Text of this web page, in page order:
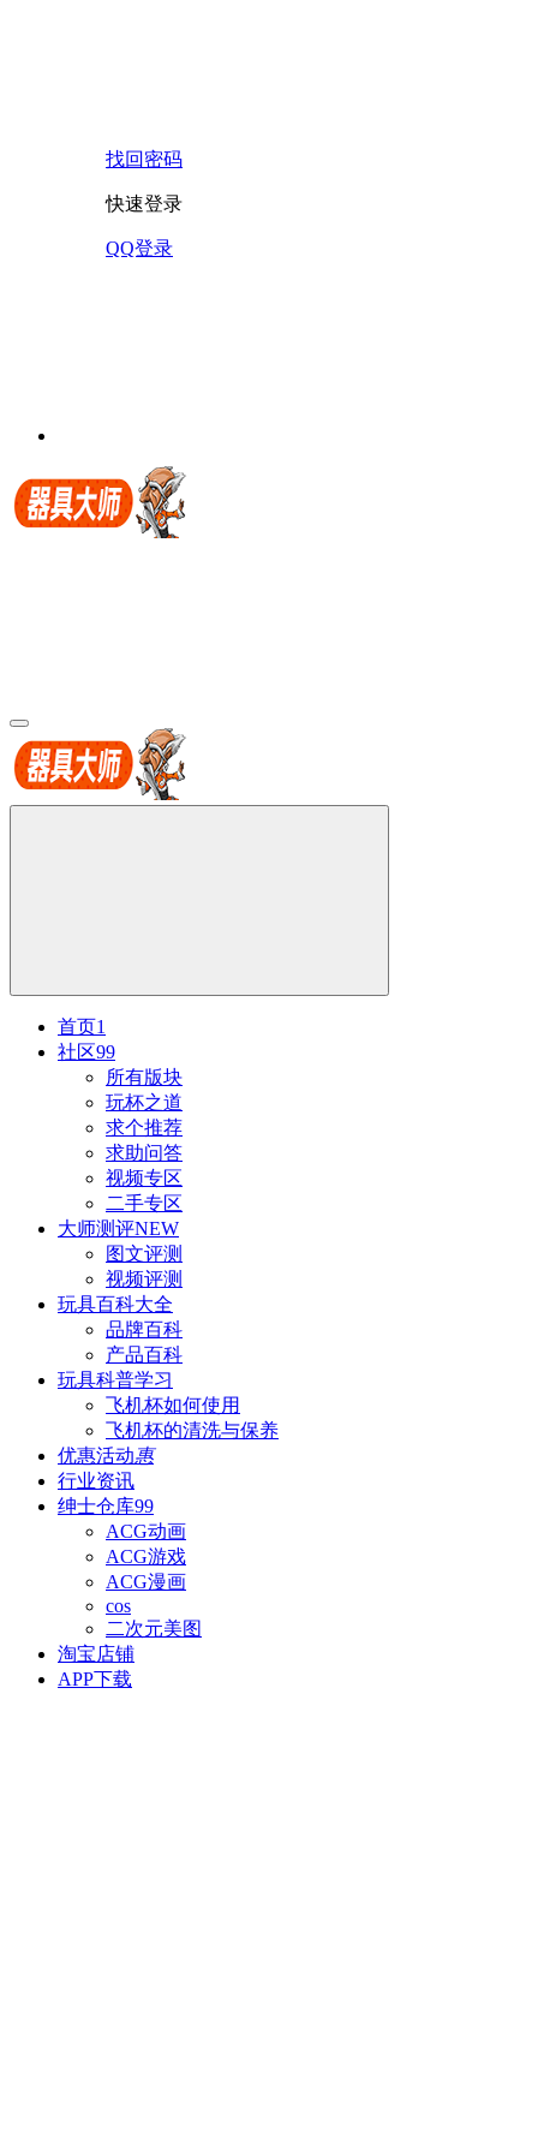
找回密码
快速登录
QQ登录
首页1
社区99
所有版块
玩杯之道
求个推荐
求助问答
视频专区
二手专区
大师测评NEW
图文评测
视频评测
玩具百科大全
品牌百科
产品百科
玩具科普学习
飞机杯如何使用
飞机杯的清洗与保养
优惠活动惠
行业资讯
绅士仓库99
ACG动画
ACG游戏
ACG漫画
cos
二次元美图
淘宝店铺
APP下载